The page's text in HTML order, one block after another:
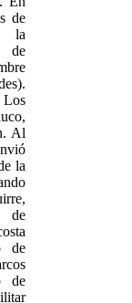
de
la
de
Al
la
de
de
de